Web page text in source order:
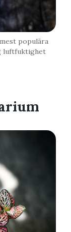
populära
luftfuktighet